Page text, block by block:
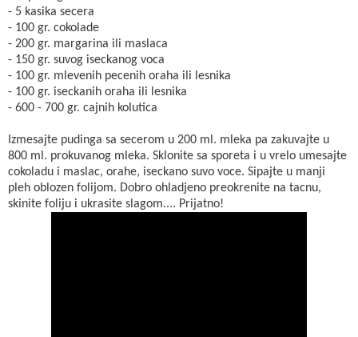
- 5 kasika secera
- 100 gr. cokolade
- 200 gr. margarina ili maslaca
- 150 gr. suvog iseckanog voca
- 100 gr. mlevenih pecenih oraha ili lesnika
- 100 gr. iseckanih oraha ili lesnika
- 600 - 700 gr. cajnih kolutica
Izmesajte pudinga sa secerom u 200 ml. mleka pa zakuvajte u
800 ml. prokuvanog mleka. Sklonite sa sporeta i u vrelo umesajte
cokoladu i maslac, orahe, iseckano suvo voce. Sipajte u manji
pleh oblozen folijom. Dobro ohladjeno preokrenite na tacnu,
skinite foliju i ukrasite slagom.... Prijatno!